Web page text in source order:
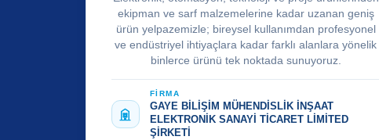
ekipman ve sarf malzemelerine kadar uzanan geniş
ürün yelpazemizle; bireysel kullanımdan profesyonel
ve endüstriyel ihtiyaçlara kadar farklı alanlara yönelik
binlerce ürünü tek noktada sunuyoruz.
FİRMA
GAYE BİLİŞİM MÜHENDİSLİK İNŞAAT
ELEKTRONİK SANAYİ TİCARET LİMİTED
ŞİRKETİ